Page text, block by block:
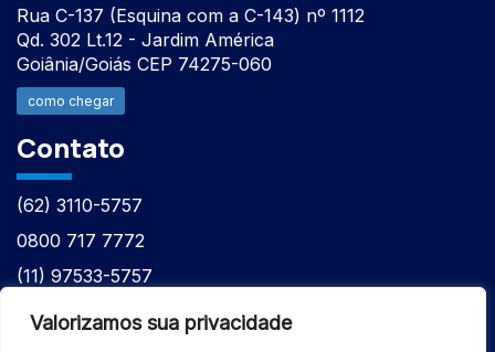
Valorizamos sua privacidade
Rua C-137 (Esquina com a C-143) nº 1112
Qd. 302 Lt.12 - Jardim América
Goiânia/Goiás CEP 74275-060
como chegar
Contato
(62) 3110-5757
0800 717 7772
(11) 97533-5757
(62) 98610-7777